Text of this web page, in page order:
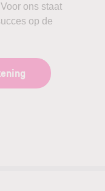
ons staat
op de